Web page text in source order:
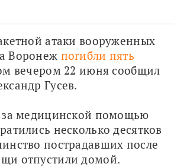
атаки вооруженных
Воронеж погибли пять
вечером 22 июня сообщил
Гусев.
за медицинской помощью
несколько десятков
пострадавших после
отпустили домой.